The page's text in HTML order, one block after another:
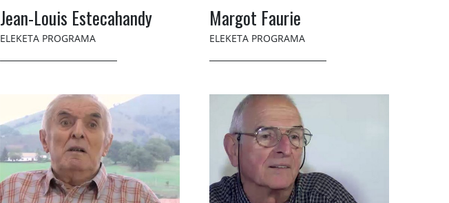
Jean-Louis Estecahandy
ELEKETA PROGRAMA
Margot Faurie
ELEKETA PROGRAMA